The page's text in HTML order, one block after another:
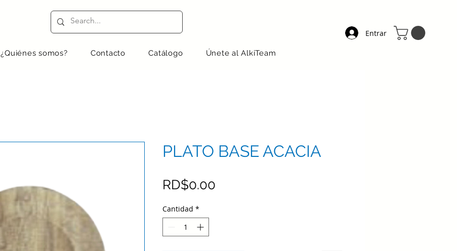
Entrar
¿Quiénes somos? Contacto Catálogo Únete al AlkiTeam
PLATO BASE ACACIA
RD$0.00
Cantidad *